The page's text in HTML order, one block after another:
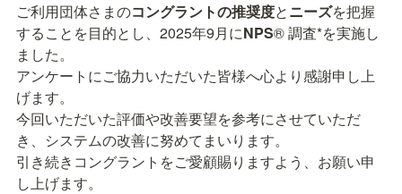
ご利用団体さまのコングラントの推奨度とニーズを把握
することを目的とし、2025年9月にNPS®︎調査*を実施し
ました。
アンケートにご協力いただいた皆様へ心より感謝申し上
げます。
今回いただいた評価や改善要望を参考にさせていただ
き、システムの改善に努めてまいります。
引き続きコングラントをご愛顧賜りますよう、お願い申
し上げます。